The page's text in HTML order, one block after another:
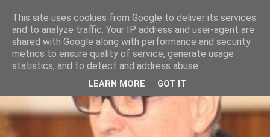
This site uses cookies from Google to deliver its services
and to analyze traffic. Your IP address and user-agent are
shared with Google along with performance and security
metrics to ensure quality of service, generate usage
statistics, and to detect and address abuse.
LEARN MORE GOT IT